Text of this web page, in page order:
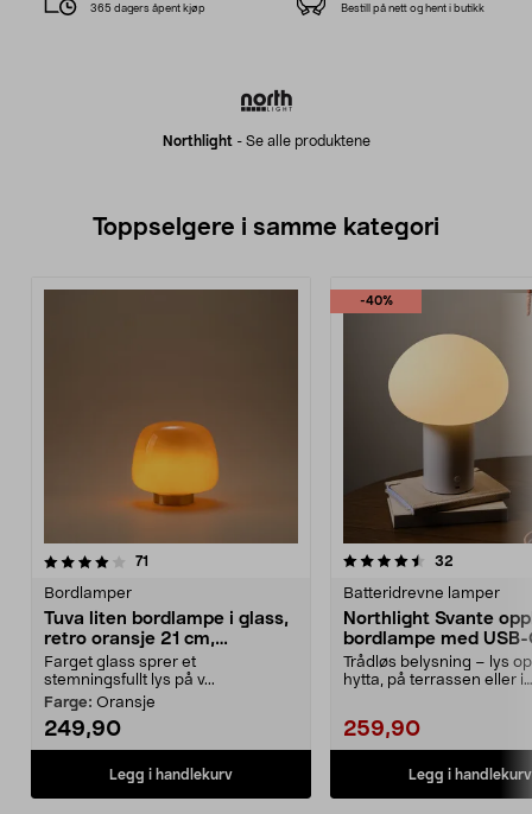
Northlight - Se alle produktene
365 dagers åpent kjøp Bestill på nett og hent i butikk
Toppselgere i samme kategori
71
Bordlamper
Tuva liten bordlampe i glass,
retro oransje 21 cm,
Northlight
Farget glass sprer et
stemningsfullt lys på v...
Farge: Oransje
249,90
Legg i handlekurv
-40%
4.5 av 5 stjerner 32
Batteridrevne lamper
Northlight Svante
bordlampe med USB-
Trådløs belysning – lys
hytta, på terrassen eller i
259,90
Legg i handlekurv
5.0 av 5 stjerner